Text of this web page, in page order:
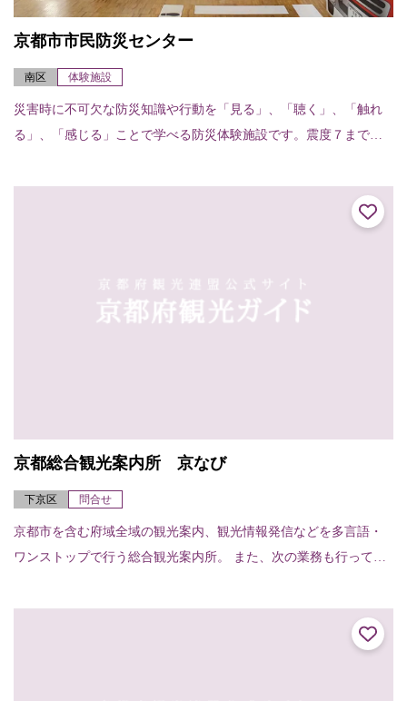
京都市市民防災センター
南区 体験施設
災害時に不可欠な防災知識や行動を「見る」、「聴く」、「触れ
る」、「感じる」ことで学べる防災体験施設です。震度７までの
ぶ「地震体験室」、大...
京都総合観光案内所 京なび
下京区 問合せ
京都市を含む府域全域の観光案内、観光情報発信などを多言語・
ワンストップで行う総合観光案内所。 また、次の業務も行ってい
貸出 貸出台数...